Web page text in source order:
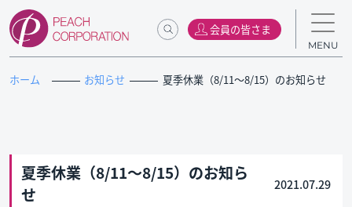
会員の皆さま
MENU
ホーム お知らせ 夏季休業（8/11～8/15）のお知らせ
夏季休業（8/11～8/15）のお知ら
せ
2021.07.29